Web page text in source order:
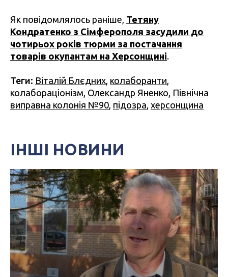
Як повідомлялось раніше, Тетяну
Кондратенко з Сімферополя засудили до
чотирьох років тюрми за постачання
товарів окупантам на Херсонщині.
Теги: Віталій Блєдних колаборанти
колабораціонізм Олександр Яненко Північна
виправна колонія №90 підозра херсонщина
ІНШІ НОВИНИ